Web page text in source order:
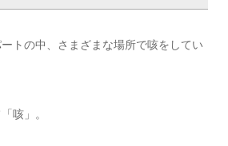
トの中、さまざまな場所で咳をしてい
咳」。